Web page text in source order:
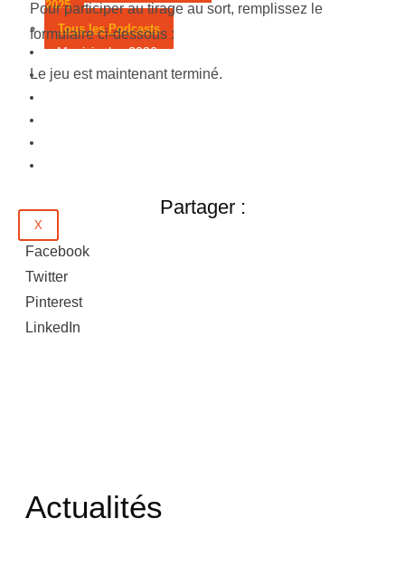
2025
Tous les Podcasts
Municipales 2026
Jeux
X
Pour participer au tirage au sort, remplissez le
formulaire ci-dessous :
Le jeu est maintenant terminé.
Partager :
Facebook
Twitter
Pinterest
LinkedIn
Actualités